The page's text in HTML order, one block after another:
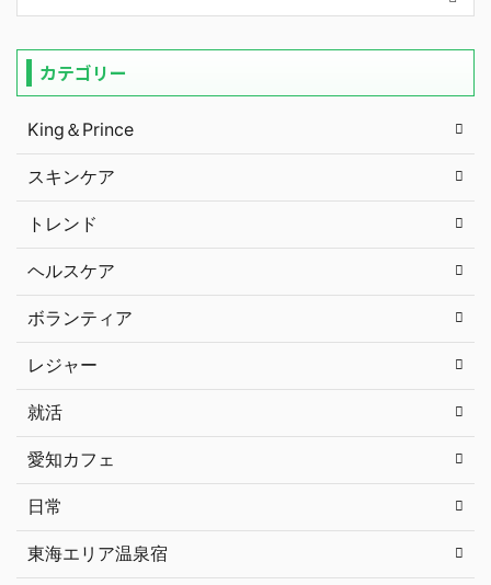
カテゴリー
King＆Prince
スキンケア
トレンド
ヘルスケア
ボランティア
レジャー
就活
愛知カフェ
日常
東海エリア温泉宿